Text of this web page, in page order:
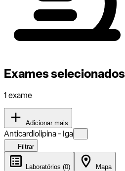
Exames selecionados
1 exame
Adicionar mais
Anticardiolipina - Iga
Filtrar
Laboratórios (0) Mapa